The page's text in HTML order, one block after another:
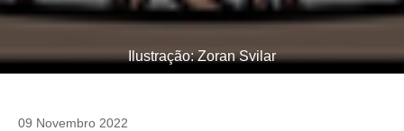
Ilustração: Zoran Svilar
09 Novembro 2022